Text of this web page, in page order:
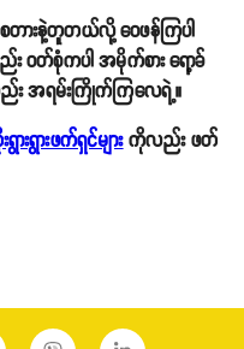
ားနဲ့တူတယ်လို့ ဝေဖန်ကြပါ
ဝတ်စုံကပါ အမိုက်စား ရော့ခ်
အရမ်းကြိုက်ကြလေရဲ့။
ရွားဖက်ရှင်များကိုလည်း ဖတ်